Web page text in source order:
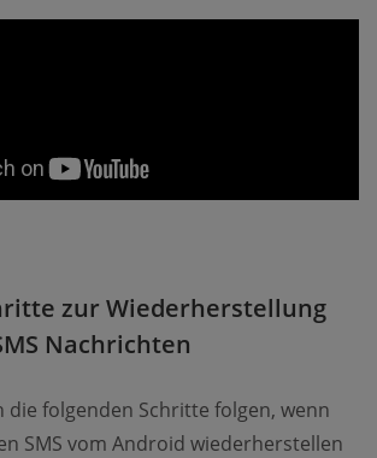
zur Wiederherstellung
Nachrichten
die folgenden Schritte folgen, wenn
SMS vom Android wiederherstellen